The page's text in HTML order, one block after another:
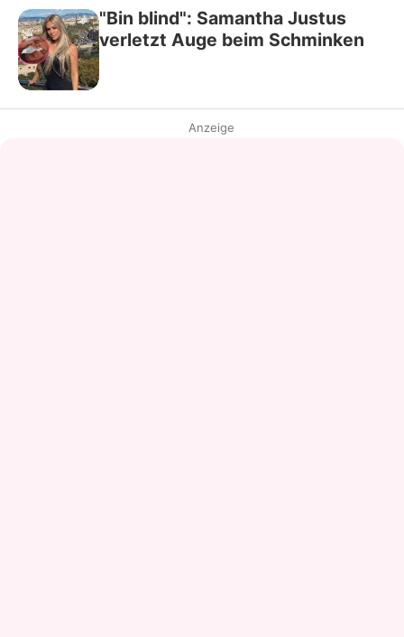
"Bin blind": Samantha Justus
verletzt Auge beim Schminken
Anzeige